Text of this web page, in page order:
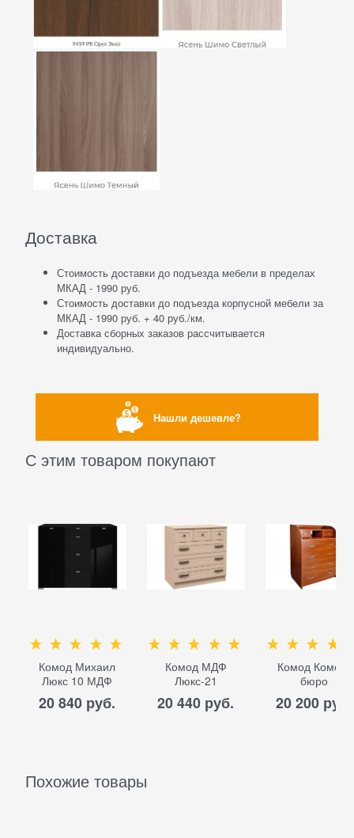
Доставка
Стоимость доставки до подъезда мебели в пределах
МКАД - 1990 руб.
Стоимость доставки до подъезда корпусной мебели за
МКАД - 1990 руб. + 40 руб./км.
Доставка сборных заказов рассчитывается
индивидуально.
Нашли дешевле?
С этим товаром покупают
Комод Михаил
Люкс 10 МДФ
20 840 руб.
Комод МДФ
Люкс-21
20 440 руб.
Комод Комод-
бюро
20 200 руб.
Похожие товары